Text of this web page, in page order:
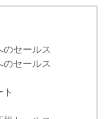
セールス
セールス